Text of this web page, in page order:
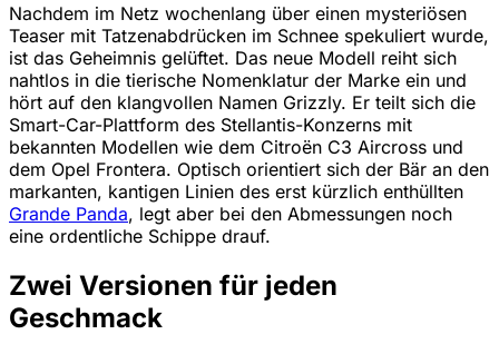
Nachdem im Netz wochenlang über einen mysteriösen
Teaser mit Tatzenabdrücken im Schnee spekuliert wurde,
ist das Geheimnis gelüftet. Das neue Modell reiht sich
nahtlos in die tierische Nomenklatur der Marke ein und
hört auf den klangvollen Namen Grizzly. Er teilt sich die
Smart-Car-Plattform des Stellantis-Konzerns mit
bekannten Modellen wie dem Citroën C3 Aircross und
dem Opel Frontera. Optisch orientiert sich der Bär an den
markanten, kantigen Linien des erst kürzlich enthüllten
Grande Panda, legt aber bei den Abmessungen noch
eine ordentliche Schippe drauf.
Zwei Versionen für jeden
Geschmack